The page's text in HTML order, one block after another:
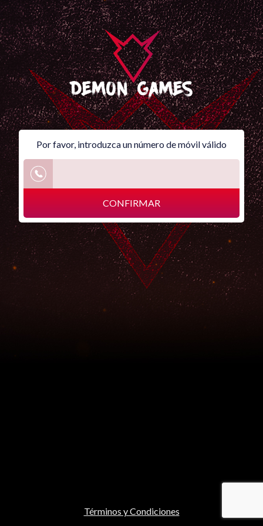
Por favor, introduzca un número de móvil válido
CONFIRMAR
Términos y Condiciones